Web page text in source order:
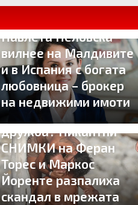
Павлета Пеловска
вилнее на Малдивите
и в Испания с богата
любовница – брокер
на недвижими имоти
Романтика или мъжка
дружба? Пикантни
СНИМКИ на Феран
Торес и Маркос
Йоренте разпалиха
скандал в мрежата